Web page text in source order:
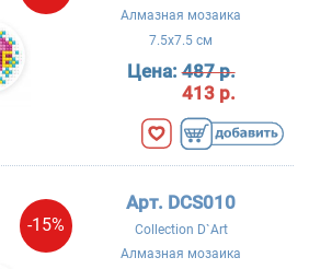
Алмазная мозаика
7.5x7.5 см
Цена:487 р.
413 р.
-15%
Арт. DCS010
Collection D`Art
Алмазная мозаика